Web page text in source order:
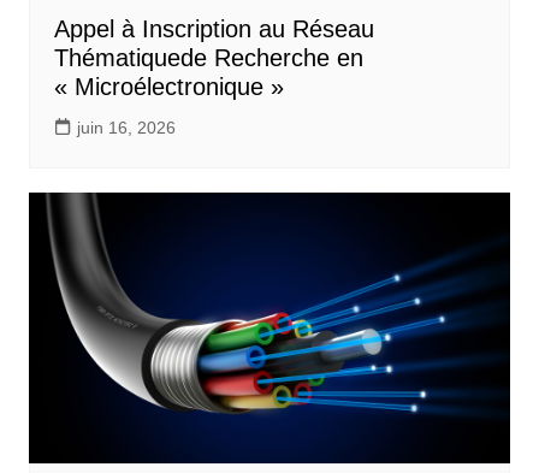
Appel à Inscription au Réseau
Thématiquede Recherche en
« Microélectronique »
juin 16, 2026